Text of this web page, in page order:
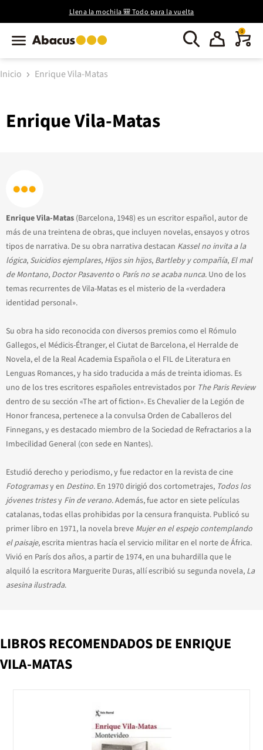
Llena la mochila 🎒 Todo para la vuelta
0
Inicio Enrique Vila-Matas
Enrique Vila-Matas
Enrique Vila-Matas (Barcelona, 1948) es un escritor español, autor de
más de una treintena de obras, que incluyen novelas, ensayos y otros
tipos de narrativa. De su obra narrativa destacan Kassel no invita a la
lógica, Suicidios ejemplares, Hijos sin hijos, Bartleby y compañía, El mal
de Montano, Doctor Pasaventoo París no se acaba nunca. Uno de los
temas recurrentes de Vila-Matas es el misterio de la «verdadera
identidad personal».
Su obra ha sido reconocida con diversos premios como el Rómulo
Gallegos, el Médicis-Étranger, el Ciutat de Barcelona, el Herralde de
Novela, el de la Real Academia Española o el FIL de Literatura en
Lenguas Romances, y ha sido traducida a más de treinta idiomas. Es
uno de los tres escritores españoles entrevistados por The Paris Review
dentro de su sección «The art of fiction». Es Chevalier de la Legión de
Honor francesa, pertenece a la convulsa Orden de Caballeros del
Finnegans, y es destacado miembro de la Sociedad de Refractarios a la
Imbecilidad General (con sede en Nantes).
Estudió derecho y periodismo, y fue redactor en la revista de cine
Fotogramasy en Destino. En 1970 dirigió dos cortometrajes, Todos los
jóvenes tristesy Fin de verano. Además, fue actor en siete películas
catalanas, todas ellas prohibidas por la censura franquista. Publicó su
primer libro en 1971, la novela breve Mujer en el espejo contemplando
el paisaje, escrita mientras hacía el servicio militar en el norte de África.
Vivió en París dos años, a partir de 1974, en una buhardilla que le
alquiló la escritora Marguerite Duras, allí escribió su segunda novela, La
asesina ilustrada.
LIBROS RECOMENDADOS DE ENRIQUE
VILA-MATAS